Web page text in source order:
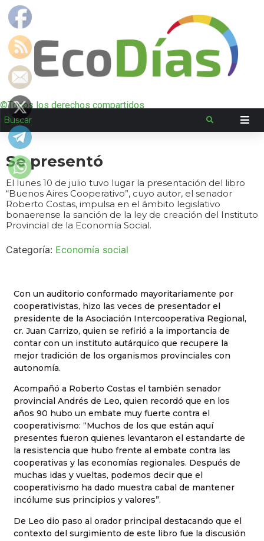
©Todos los derechos compartidos
Se presentó
El lunes 10 de julio tuvo lugar la presentación del libro
“Buenos Aires Cooperativo”, cuyo autor, el senador
Roberto Costas, impulsa en el ámbito legislativo
bonaerense la sanción de la ley de creación del Instituto
Provincial de la Economía Social.
Categoría: Economía social
Con un auditorio conformado mayoritariamente por
cooperativistas, hizo las veces de presentador el
presidente de la Asociación Intercooperativa Regional,
cr. Juan Carrizo, quien se refirió a la importancia de
contar con un instituto autárquico que recupere la
mejor tradición de los organismos provinciales con
autonomía.
Acompañó a Roberto Costas el también senador
provincial Andrés de Leo, quien recordó que en los
años 90 hubo un embate muy fuerte contra el
cooperativismo: “Muchos de los que están aquí
presentes fueron quienes levantaron el estandarte de
la resistencia que hubo frente al embate contra las
cooperativas y las economías regionales. Después de
muchas idas y vueltas, podemos decir que el
cooperativismo ha dado muestra cabal de mantener
incólume sus principios y valores”.
De Leo dio paso al orador principal destacando que el
contexto del surgimiento de este libro fue la discusión